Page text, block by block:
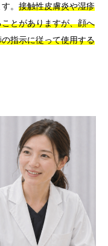
。 接触性皮膚炎や湿疹
とがありますが、顔へ
指示に従って使用する